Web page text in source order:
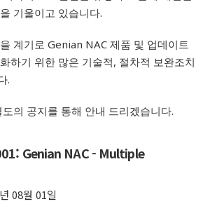
기울이고 있습니다.
계기로 Genian NAC 제품 및 업데이트
하기 위한 많은 기술적, 절차적 보완조치
.
의 공지를 통해 안내 드리겠습니다.
Genian NAC - Multiple
08월 01일